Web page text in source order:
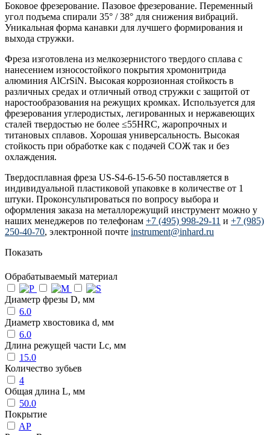
Боковое фрезерование. Пазовое фрезерование. Переменный
угол подъема спирали 35° / 38° для снижения вибраций.
Уникальная форма канавки для лучшего формирования и
выхода стружки.
Фреза изготовлена из мелкозернистого твердого сплава с
нанесением износостойкого покрытия хромонитрида
алюминия AlCrSiN. Высокая коррозионная стойкость в
различных средах и отличный отвод стружки с защитой от
наростообразования на режущих кромках. Используется для
фрезерования углеродистых, легированных и нержавеющих
сталей твердостью не более ≤55HRC, жаропрочных и
титановых сплавов. Хорошая универсальность. Высокая
стойкость при обработке как с подачей СОЖ так и без
охлаждения.
Твердосплавная фреза US-S4-6-15-6-50 поставляется в
индивидуальной пластиковой упаковке в количестве от 1
штуки. Проконсультироваться по вопросу выбора и
оформления заказа на металлорежущий инструмент можно у
наших менеджеров по телефонам +7 (495) 998-29-11 и +7 (985)
250-40-70, электронной почте instrument@inhard.ru
Показать
Обрабатываемый материал
Диаметр фрезы D, мм
6.0
Диаметр хвостовика d, мм
6.0
Длина режущей части Lc, мм
15.0
Количество зубьев
4
Общая длина L, мм
50.0
Покрытие
AP